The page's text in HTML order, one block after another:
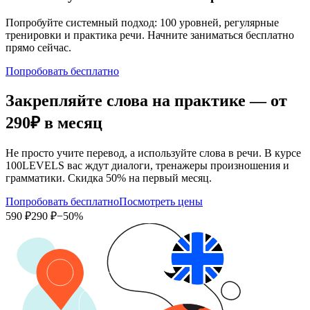
Попробуйте системный подход: 100 уровней, регулярные
тренировки и практика речи. Начните заниматься бесплатно
прямо сейчас.
Попробовать бесплатно
Закрепляйте слова на практике — от
290₽ в месяц
Не просто учите перевод, а используйте слова в речи. В курсе
100LEVELS вас ждут диалоги, тренажеры произношения и
грамматики. Скидка 50% на первый месяц.
Попробовать бесплатноПосмотреть цены
590 ₽290 ₽−50%